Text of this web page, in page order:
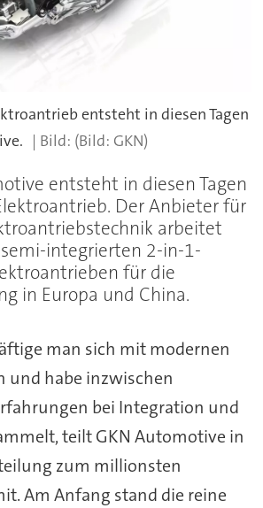
entsteht in diesen Tagen
(Bild: GKN)
entsteht in diesen Tagen
Der Anbieter für
arbeitet
integrierten 2-in-1-
für die
in Europa und China.
man sich mit modernen
und habe inzwischen
bei Integration und
teilt GKN Automotive in
zum millionsten
Am Anfang stand die reine